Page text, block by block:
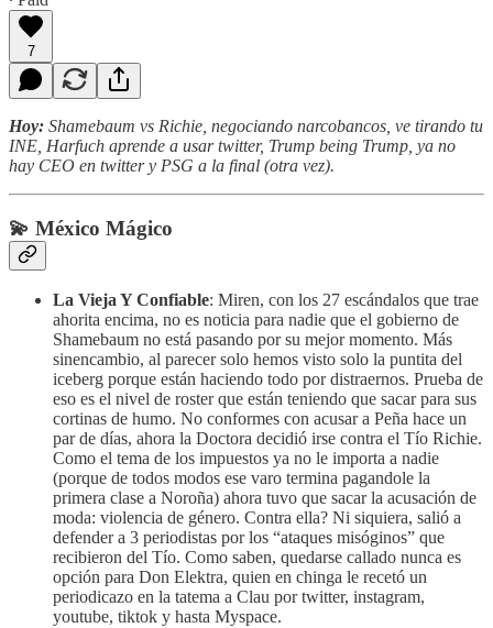
7
Hoy: Shamebaum vs Richie, negociando narcobancos, ve tirando tu
INE, Harfuch aprende a usar twitter, Trump being Trump, ya no
hay CEO en twitter y PSG a la final (otra vez).
💫 México Mágico
La Vieja Y Confiable: Miren, con los 27 escándalos que trae
ahorita encima, no es noticia para nadie que el gobierno de
Shamebaum no está pasando por su mejor momento. Más
sinencambio, al parecer solo hemos visto solo la puntita del
iceberg porque están haciendo todo por distraernos. Prueba de
eso es el nivel de roster que están teniendo que sacar para sus
cortinas de humo. No conformes con acusar a Peña hace un
par de días, ahora la Doctora decidió irse contra el Tío Richie.
Como el tema de los impuestos ya no le importa a nadie
(porque de todos modos ese varo termina pagandole la
primera clase a Noroña) ahora tuvo que sacar la acusación de
moda: violencia de género. Contra ella? Ni siquiera, salió a
defender a 3 periodistas por los “ataques misóginos” que
recibieron del Tío. Como saben, quedarse callado nunca es
opción para Don Elektra, quien en chinga le recetó un
periodicazo en la tatema a Clau por twitter, instagram,
youtube, tiktok y hasta Myspace.